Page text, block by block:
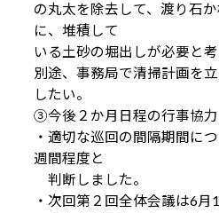
の丸太を除去して、渡り石
に、堆積して
いる土砂の堀出しが必要と考
別途、事務局で清掃計画を
したい。
③今後２か月日程の行事協
・適切な巡回の間隔期間に
週間程度と
判断しました。
・次回第２回全体会議は6月